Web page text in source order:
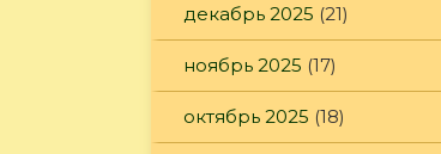
декабрь 2025 (21)
ноябрь 2025 (17)
октябрь 2025 (18)